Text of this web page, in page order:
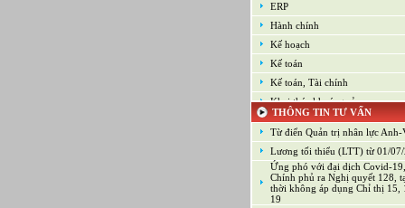
ERP
Hành chính
Kế hoạch
Kế toán
Kế toán, Tài chính
Khai thác khoáng sản
Kiểm soát chất lượng (Game)
Kinh doanh
Kỹ thuật ứng dụng
Lập trình
Lập trình Game
THÔNG TIN TƯ VẤN
Từ điển Quản trị nhân lực Anh-
Lương tối thiểu (LTT) từ 01/07/
Ứng phó với đại dịch Covid-19,
Chính phủ ra Nghị quyết 128,
thời không áp dụng Chỉ thị 15,
19